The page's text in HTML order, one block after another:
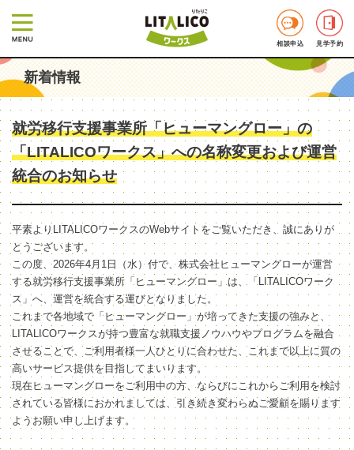
相談申込 見学予約
新着情報
就労移行支援事業所「ヒューマングロー」の
「LITALICOワークス」への名称変更および運営
統合のお知らせ
平素よりLITALICOワークスのWebサイトをご覧いただき、誠にありが
とうございます。
この度、2026年4月1日（水）付で、株式会社ヒューマングローが運営
する就労移行支援事業所「ヒューマングロー」は、「LITALICOワーク
ス」へ、運営を統合する運びとなりました。
これまで各地域で「ヒューマングロー」が培ってきた支援の強みと、
LITALICOワークスが持つ豊富な就職支援ノウハウやプログラムを融合
させることで、ご利用者様一人ひとりに合わせた、これまで以上に質の
高いサービス提供を目指してまいります。
現在ヒューマングローをご利用中の方、ならびにこれからご利用を検討
されている皆様におかれましては、引き続き変わらぬご愛顧を賜ります
ようお願い申し上げます。